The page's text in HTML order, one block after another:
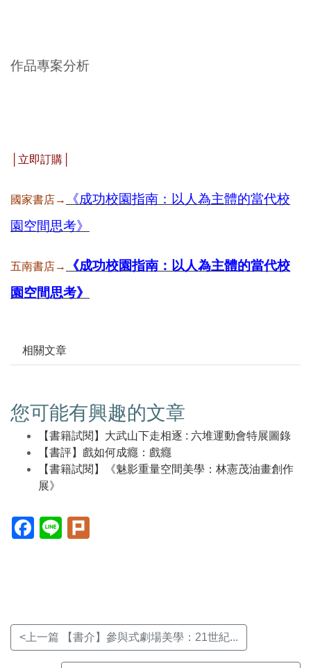
作品專案分析
│立即訂購│
國家書店→
《成功校園指南：以人為主體的當代校
園空間思考》
五南書店→
《成功校園指南：以人為主體的當代校
園空間思考》
相關文章
您可能有興趣的文章
【書籍試閱】大武山下走相逐 : 六堆運動會特展圖錄
【書評】戲如何成癮：戲癮
【書籍試閱】《魅影重量空間美學：林憲茂油畫創作
展》
Facebook(另
開
Line(另
開
<上一篇 【書介】參與式劇場美學：21世紀...